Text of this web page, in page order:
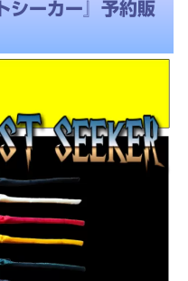
シーカー』予約販